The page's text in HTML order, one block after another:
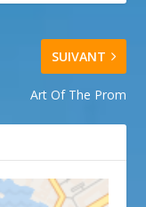
SUIVANT
Art Of The Prom